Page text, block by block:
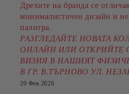
Дрехите на бранда се
минималистичен дизайн и
палитра.
РАЗГЛЕДАЙТЕ НОВАТА
ОНЛАЙН ИЛИ ОТКРИЙТЕ
ВИЗИЯ В НАШИЯТ
В ГР. В.ТЪРНОВО УЛ.
20 Фев 2026